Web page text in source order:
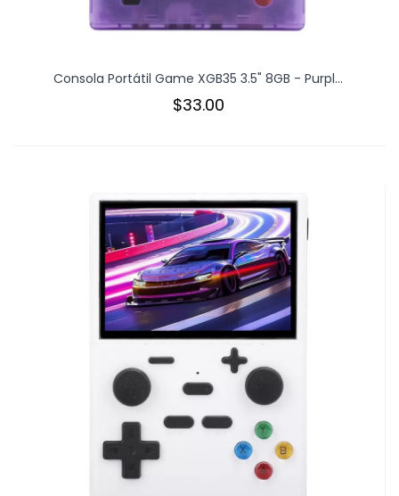
Consola Portátil Game XGB35 3.5" 8GB - Purpl...
$33.00